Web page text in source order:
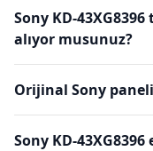
Sony KD-
alıyor musunuz?
Orijinal Sony
Sony KD-